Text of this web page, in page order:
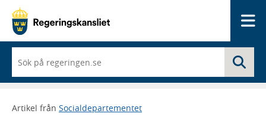
du
börjar
skriva
framträder
Artikel från Socialdepartementet